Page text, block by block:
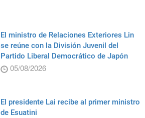
El ministro de Relaciones Exteriores Lin
se reúne con la División Juvenil del
Partido Liberal Democrático de Japón
05/08/2026
El presidente Lai recibe al primer ministro
de Esuatini